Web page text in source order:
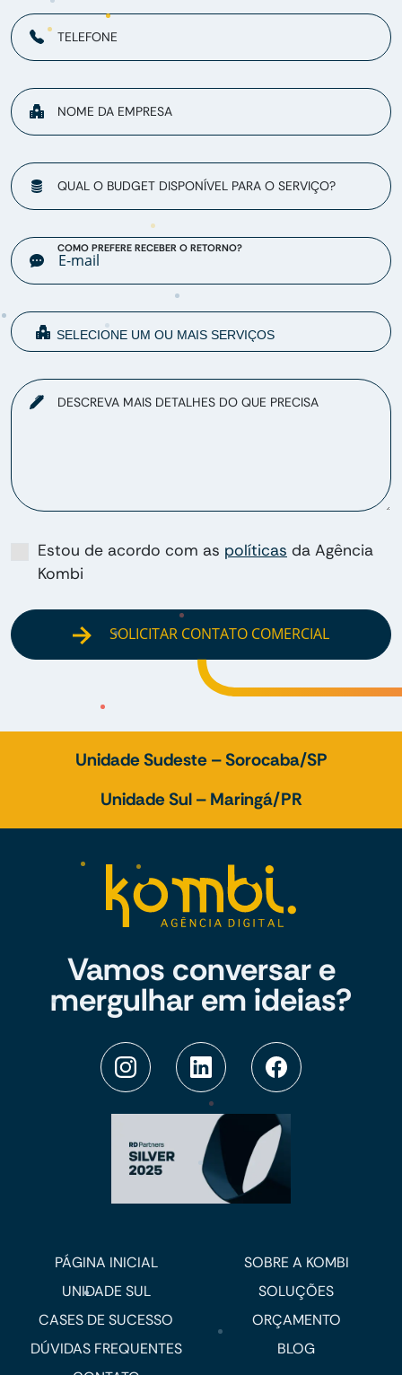
TELEFONE
NOME DA EMPRESA
QUAL O BUDGET DISPONÍVEL PARA O SERVIÇO?
COMO PREFERE RECEBER O RETORNO?
DESCREVA MAIS DETALHES DO QUE PRECISA
Estou de acordo com as políticas da Agência
Kombi
SOLICITAR CONTATO COMERCIAL
Unidade Sudeste – Sorocaba/SP
Unidade Sul – Maringá/PR
Vamos conversar e
mergulhar em ideias?
PÁGINA INICIAL
SOBRE A KOMBI
UNIDADE SUL
SOLUÇÕES
CASES DE SUCESSO
ORÇAMENTO
DÚVIDAS FREQUENTES
BLOG